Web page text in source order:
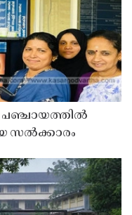
പഞ്ചായത്തിൽ
സൽക്കാരം